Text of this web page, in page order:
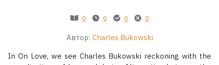
0 0 0 0
Автор: Charles Bukowski
In On Love, we see Charles Bukowski reckoning with the